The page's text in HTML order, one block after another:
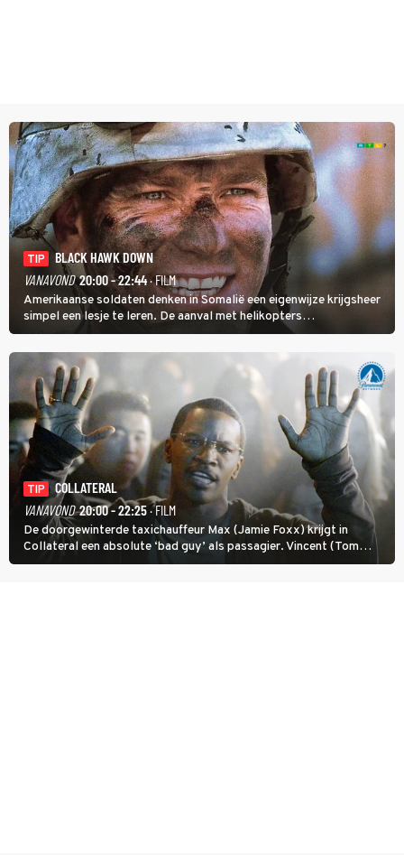
TIP
BLACK HAWK DOWN
VANAVOND 20:00 - 22:44· FILM
Amerikaanse soldaten denken in Somalië een eigenwijze krijgsheer
simpel een lesje te leren. De aanval met helikopters
verloopt in Black Hawk down dramatisch.
TIP
COLLATERAL
VANAVOND 20:00 - 22:25· FILM
De doorgewinterde taxichauffeur Max (Jamie Foxx) krijgt in
Collateral een absolute ‘bad guy’ als passagier. Vincent (Tom
Cruise) heeft hem nodig om hem de stad door te loodsen om een